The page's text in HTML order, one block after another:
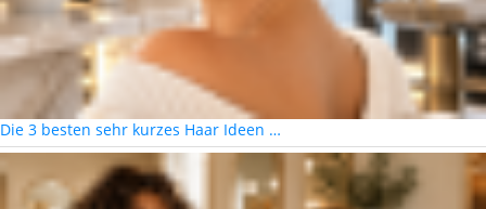
Die 3 besten sehr kurzes Haar Ideen …